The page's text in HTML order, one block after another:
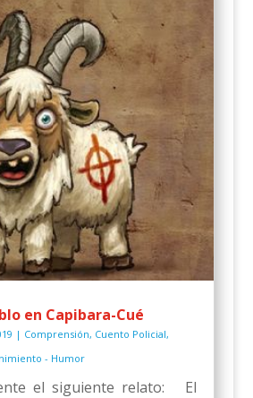
en Capibara-Cué
| Comprensión, Cuento Policial,
- Humor
el siguiente relato: El